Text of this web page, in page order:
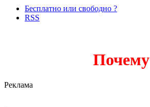
Бесплатно или свободно ?
RSS
Почему
Реклама